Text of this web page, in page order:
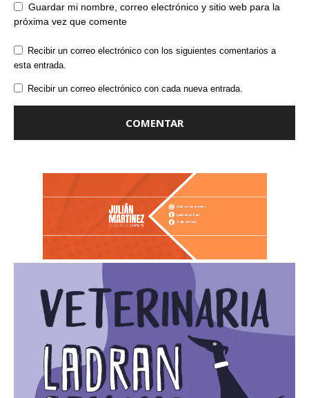
Guardar mi nombre, correo electrónico y sitio web para la
próxima vez que comente
Recibir un correo electrónico con los siguientes comentarios a
esta entrada.
Recibir un correo electrónico con cada nueva entrada.